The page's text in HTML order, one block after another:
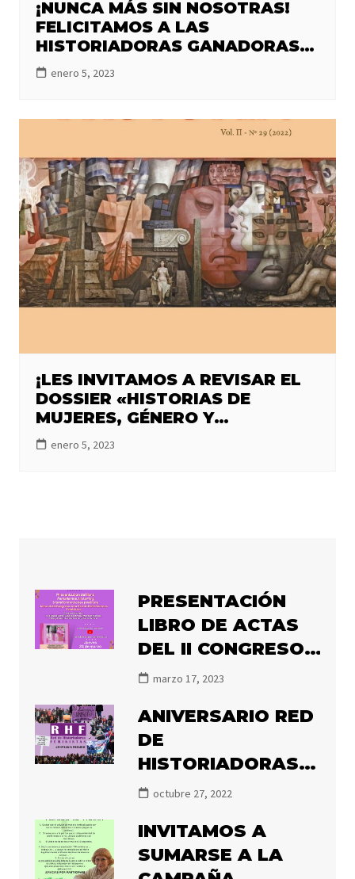
¡NUNCA MÁS SIN NOSOTRAS!
FELICITAMOS A LAS
HISTORIADORAS GANADORAS
DE FONDECYT DE INICIACIÓN
2023
enero 5, 2023
¡LES INVITAMOS A REVISAR EL
DOSSIER «HISTORIAS DE
MUJERES, GÉNERO Y
FEMINISMOS: MUJERES
HACIENDO HISTORIAS DESDE EL
enero 5, 2023
PRESENTACIÓN
LIBRO DE ACTAS
DEL II CONGRESO
DE LA RHF
HISTORIA Y
TRANSFORMACIÓN
POLÍTICA»
marzo 17, 2023
ANIVERSARIO RED
DE
HISTORIADORAS
FEMINISTAS
octubre 27, 2022
INVITAMOS A
SUMARSE A LA